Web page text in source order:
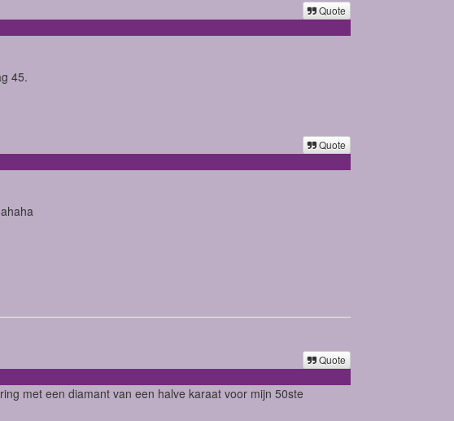
Quote
45.
Quote
Quote
met een diamant van een halve karaat voor mijn 50ste